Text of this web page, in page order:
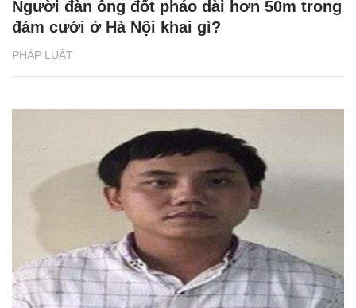
PHÁP LUẬT
Người đàn ông đốt pháo dài hơn 50m trong
đám cưới ở Hà Nội khai gì?